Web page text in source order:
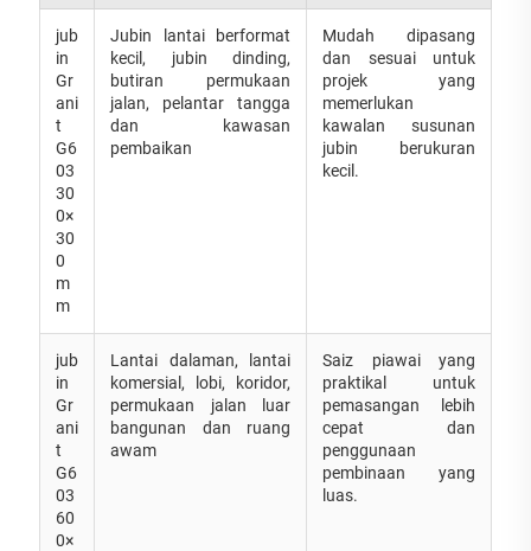
jub
in
Gr
ani
t
G6
03
30
0×
30
0
m
m
Jubin lantai berformat
kecil, jubin dinding,
butiran permukaan
jalan, pelantar tangga
dan kawasan
pembaikan
Mudah dipasang
dan sesuai untuk
projek yang
memerlukan
kawalan susunan
jubin berukuran
kecil.
jub
in
Gr
ani
t
G6
03
60
0×
Lantai dalaman, lantai
komersial, lobi, koridor,
permukaan jalan luar
bangunan dan ruang
awam
Saiz piawai yang
praktikal untuk
pemasangan lebih
cepat dan
penggunaan
pembinaan yang
luas.